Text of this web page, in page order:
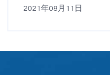
2021年08月11日